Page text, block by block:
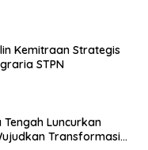
Kemitraan Strategis
STPN
Luncurkan
Transformasi